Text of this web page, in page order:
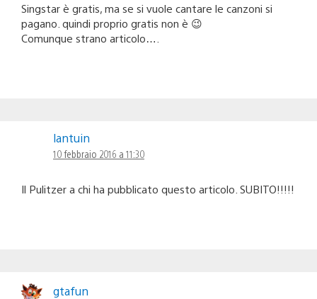
Singstar è gratis, ma se si vuole cantare le canzoni si
pagano. quindi proprio gratis non è 😉
Comunque strano articolo….
lantuin
10 febbraio 2016 a 11:30
Il Pulitzer a chi ha pubblicato questo articolo. SUBITO!!!!!
gtafun